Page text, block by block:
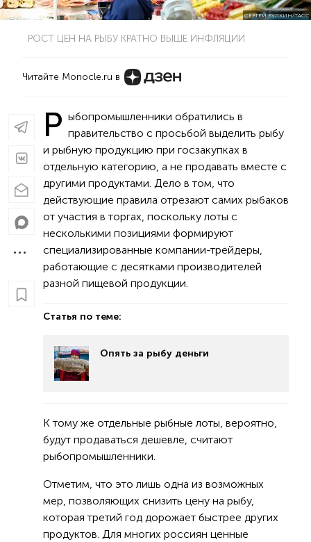
СЕРГЕЙ БУЛКИН/ТАСС
РОСТ ЦЕН НА РЫБУ КРАТНО ВЫШЕ ИНФЛЯЦИИ
Читайте Monocle.ru в
Р ыбопромышленники обратились в
правительство с просьбой выделить рыбу
и рыбную продукцию при госзакупках в
отдельную категорию, а не продавать вместе с
другими продуктами. Дело в том, что
действующие правила отрезают самих рыбаков
от участия в торгах, поскольку лоты с
несколькими позициями формируют
специализированные компании-трейдеры,
работающие с десятками производителей
разной пищевой продукции.
Статья по теме:
Опять за рыбу деньги
К тому же отдельные рыбные лоты, вероятно,
будут продаваться дешевле, считают
рыбопромышленники.
Отметим, что это лишь одна из возможных
мер, позволяющих снизить цену на рыбу,
которая третий год дорожает быстрее других
продуктов. Для многих россиян ценные